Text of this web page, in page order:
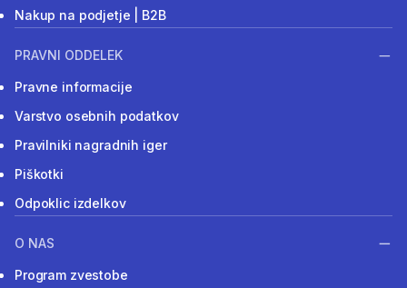
Nakup na podjetje | B2B
PRAVNI ODDELEK
Pravne informacije
Varstvo osebnih podatkov
Pravilniki nagradnih iger
Piškotki
Odpoklic izdelkov
O NAS
Program zvestobe